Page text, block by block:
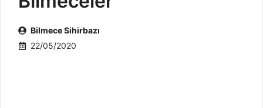
Bilmece Sihirbazı
22/05/2020